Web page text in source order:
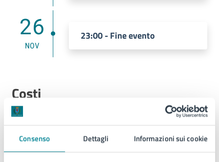
Consenso Dettagli Informazioni sui cookie
26
NOV
23:00 - Fine evento
Costi